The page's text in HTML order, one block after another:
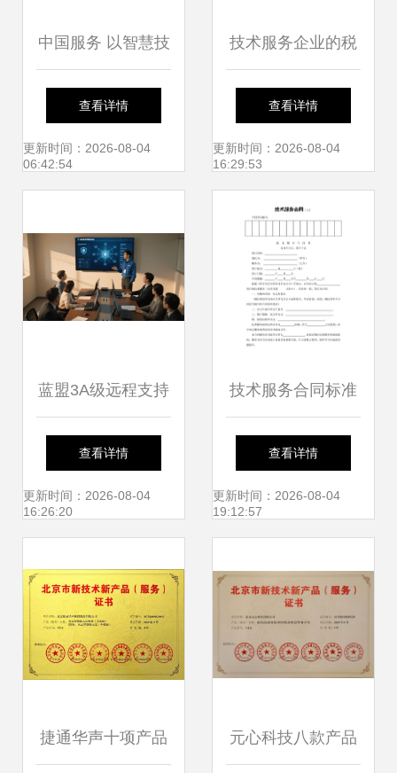
中国服务 以智慧技
术服务“出圈”国际
论道
查看详情
更新时间：2026-08-04
06:42:54
技术服务企业的税
务筹划路径与策略
查看详情
更新时间：2026-08-04
16:29:53
蓝盟3A级远程支持
服务 全方位保障企
业IT稳定运行，开
查看详情
更新时间：2026-08-04
16:26:20
技术服务合同标准
模板与核心要素解
析
查看详情
更新时间：2026-08-04
19:12:57
捷通华声十项产品 元心科技八款产品